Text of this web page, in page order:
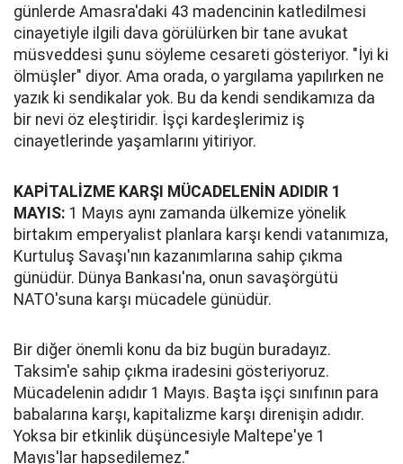
günlerde Amasra'daki 43 madencinin katledilmesi
cinayetiyle ilgili dava görülürken bir tane avukat
müsveddesi şunu söyleme cesareti gösteriyor. "İyi ki
ölmüşler" diyor. Ama orada, o yargılama yapılırken ne
yazık ki sendikalar yok. Bu da kendi sendikamıza da
bir nevi öz eleştiridir. İşçi kardeşlerimiz iş
cinayetlerinde yaşamlarını yitiriyor.
KAPİTALİZME KARŞI MÜCADELENİN ADIDIR 1
MAYIS: 1 Mayıs aynı zamanda ülkemize yönelik
birtakım emperyalist planlara karşı kendi vatanımıza,
Kurtuluş Savaşı'nın kazanımlarına sahip çıkma
günüdür. Dünya Bankası'na, onun savaşörgütü
NATO'suna karşı mücadele günüdür.
Bir diğer önemli konu da biz bugün buradayız.
Taksim'e sahip çıkma iradesini gösteriyoruz.
Mücadelenin adıdır 1 Mayıs. Başta işçi sınıfının para
babalarına karşı, kapitalizme karşı direnişin adıdır.
Yoksa bir etkinlik düşüncesiyle Maltepe'ye 1
Mayıs'lar hapsedilemez."